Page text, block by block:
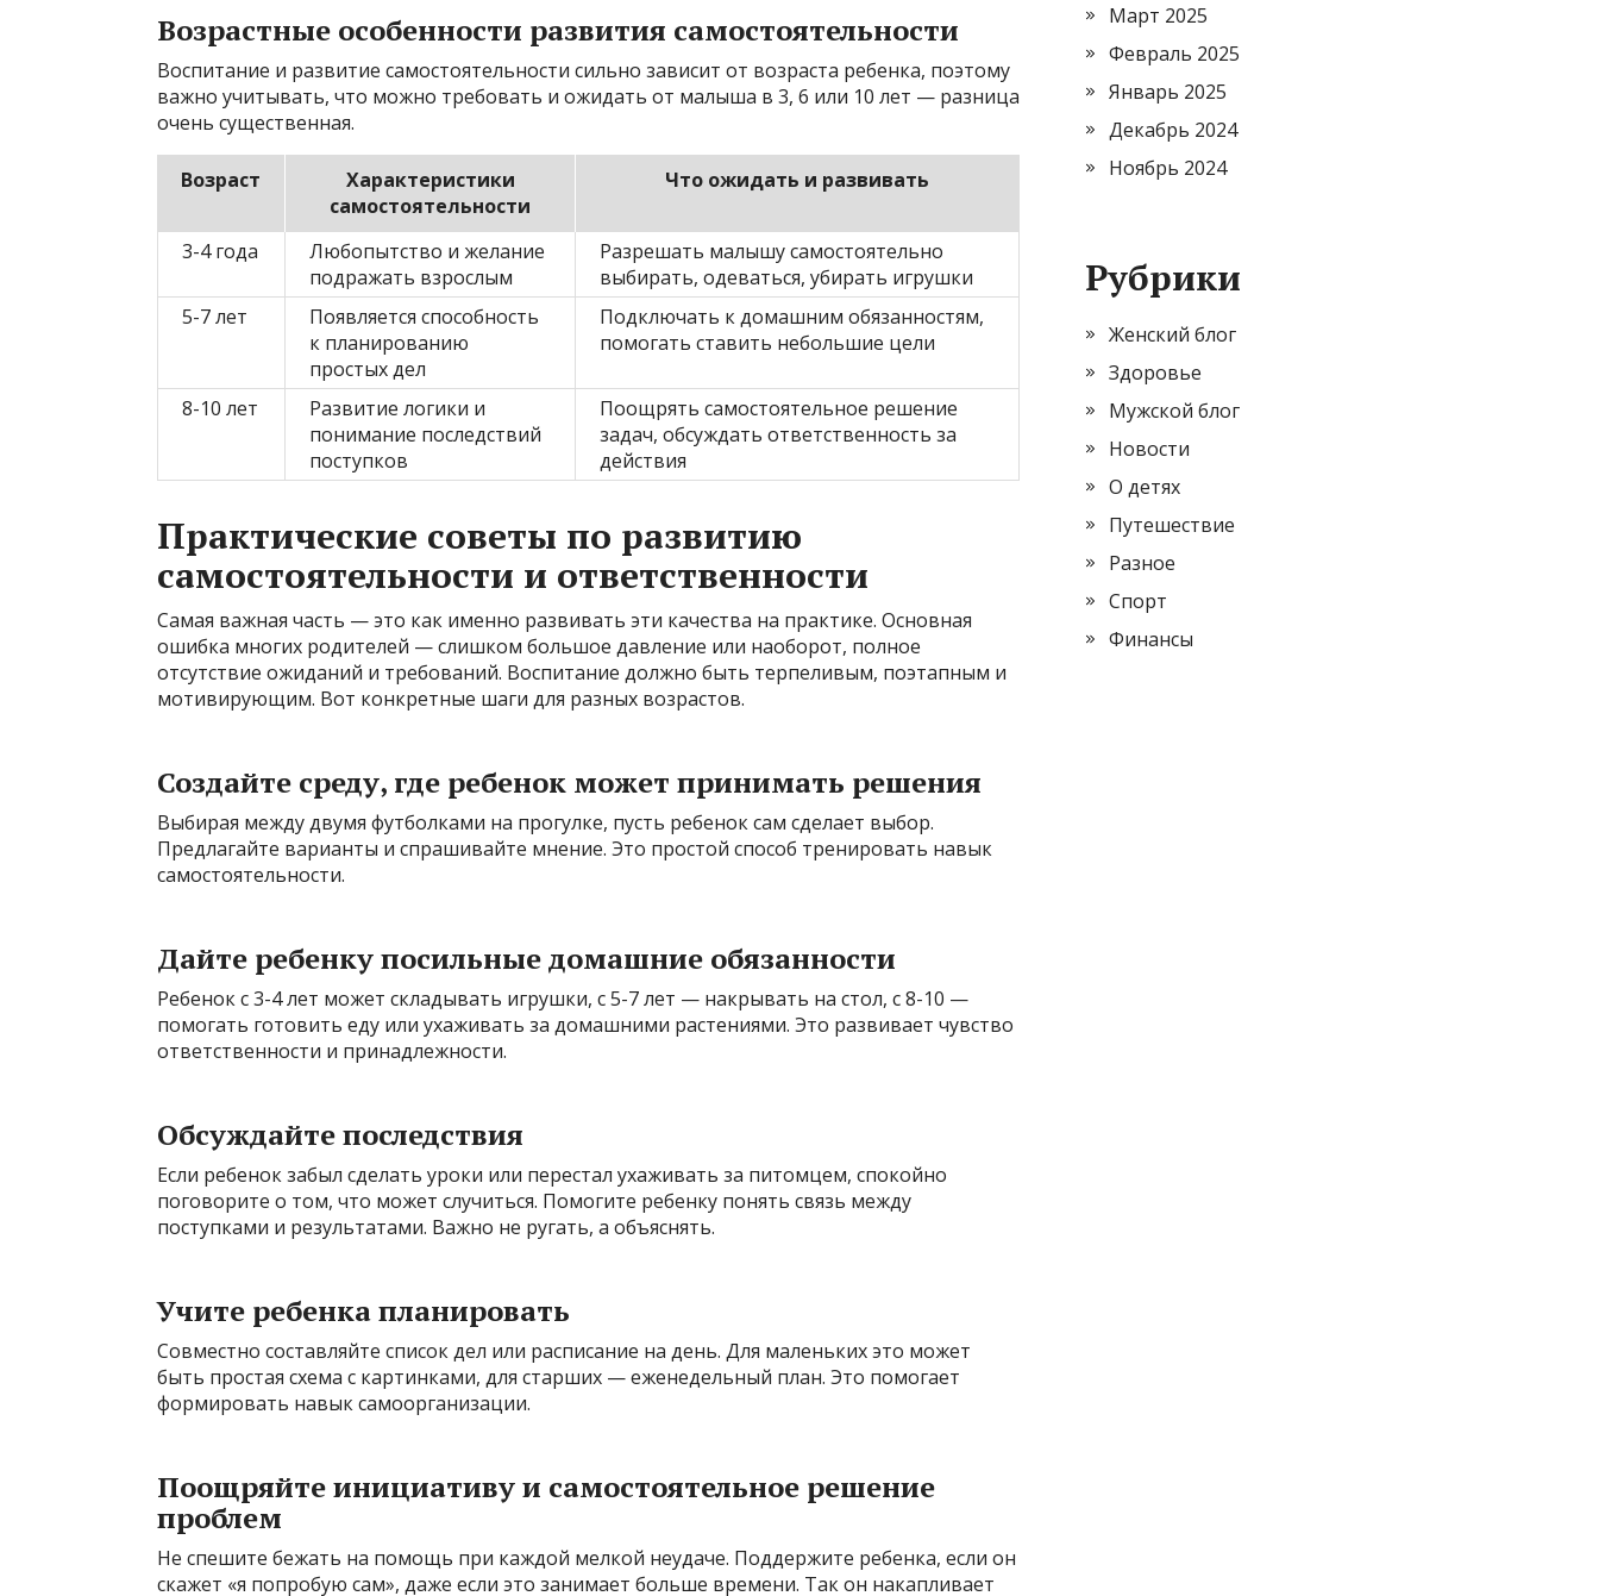
Возрастные особенности развития самостоятельности
Воспитание и развитие самостоятельности сильно зависит от возраста ребенка, поэтому
важно учитывать, что можно требовать и ожидать от малыша в 3, 6 или 10 лет — разница
очень существенная.
Возраст
Характеристики
самостоятельности
Что ожидать и развивать
3-4 года
Любопытство и желание
подражать взрослым
Разрешать малышу самостоятельно
выбирать, одеваться, убирать игрушки
5-7 лет
Появляется способность
к планированию
простых дел
Подключать к домашним обязанностям,
помогать ставить небольшие цели
8-10 лет
Развитие логики и
понимание последствий
поступков
Поощрять самостоятельное решение
задач, обсуждать ответственность за
действия
Практические советы по развитию
самостоятельности и ответственности
Самая важная часть — это как именно развивать эти качества на практике. Основная
ошибка многих родителей — слишком большое давление или наоборот, полное
отсутствие ожиданий и требований. Воспитание должно быть терпеливым, поэтапным и
мотивирующим. Вот конкретные шаги для разных возрастов.
Создайте среду, где ребенок может принимать решения
Выбирая между двумя футболками на прогулке, пусть ребенок сам сделает выбор.
Предлагайте варианты и спрашивайте мнение. Это простой способ тренировать навык
самостоятельности.
Дайте ребенку посильные домашние обязанности
Ребенок с 3-4 лет может складывать игрушки, с 5-7 лет — накрывать на стол, с 8-10 —
помогать готовить еду или ухаживать за домашними растениями. Это развивает чувство
ответственности и принадлежности.
Обсуждайте последствия
Если ребенок забыл сделать уроки или перестал ухаживать за питомцем, спокойно
поговорите о том, что может случиться. Помогите ребенку понять связь между
поступками и результатами. Важно не ругать, а объяснять.
Учите ребенка планировать
Совместно составляйте список дел или расписание на день. Для маленьких это может
быть простая схема с картинками, для старших — еженедельный план. Это помогает
формировать навык самоорганизации.
Поощряйте инициативу и самостоятельное решение
проблем
Не спешите бежать на помощь при каждой мелкой неудаче. Поддержите ребенка, если он
скажет «я попробую сам», даже если это занимает больше времени. Так он накапливает
Март 2025
Февраль 2025
Январь 2025
Декабрь 2024
Ноябрь 2024
Рубрики
Женский блог
Здоровье
Мужской блог
Новости
О детях
Путешествие
Разное
Спорт
Финансы